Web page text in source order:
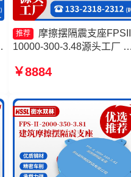
推荐
摩擦摆隔震支座
10000-300-3.48源头工厂
350-3.81 建筑摩擦摆式减
￥8884